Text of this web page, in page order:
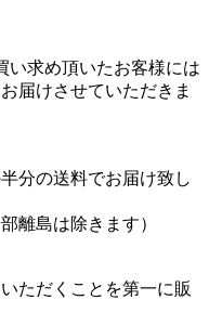
い求め頂いたお客様には
届けさせていただきま
分の送料でお届け致し
離島は除きます）
ただくことを第一に販